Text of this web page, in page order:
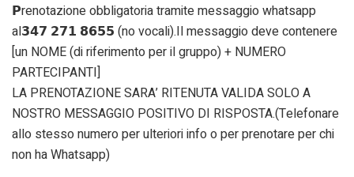
𝗣renotazione obbligatoria tramite messaggio whatsapp
al𝟯𝟰𝟳 𝟮𝟳𝟭 𝟴𝟲𝟱𝟱 (no vocali).Il messaggio deve contenere
[un NOME (di riferimento per il gruppo) + NUMERO
PARTECIPANTI]
LA PRENOTAZIONE SARA’ RITENUTA VALIDA SOLO A
NOSTRO MESSAGGIO POSITIVO DI RISPOSTA.(Telefonare
allo stesso numero per ulteriori info o per prenotare per chi
non ha Whatsapp)